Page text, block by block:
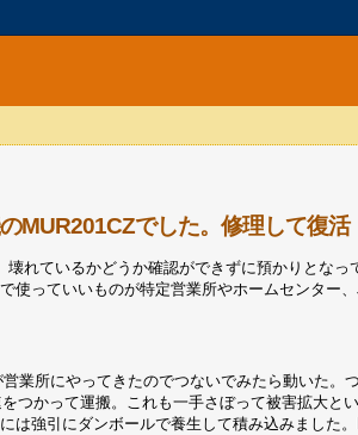
MUR201CZでした。修理して復
れているかどうか確認ができずに預かりとな
使っていいものが特定営業所やホームセンター
業所にやってきたのでつないでみたら動いた。
つかって運搬。これも一手さぼって被害拡大と
は強引にダンボールで養生して積み込みました